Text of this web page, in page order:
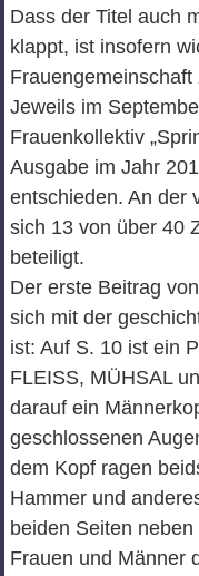
Dass der Titel auch
klappt, ist insofern
Jeweils im
Frauenkollektiv
Ausgabe im Jahr
entschieden. An der
sich 13 von über 40
beteiligt.
Der erste Beitrag
sich mit der
ist: Auf S. 10 ist ein
FLEISS, MÜHSAL
darauf ein
geschlossenen
dem Kopf ragen
Hammer und
beiden Seiten
Frauen und Männer